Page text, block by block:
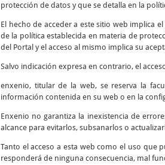
protección de datos y que se detalla en la
El hecho de acceder a este sitio web implica
de la política establecida en materia de
del Portal y el acceso al mismo implica su
Salvo indicación expresa en contrario, el
enxenio, titular de la web, se reserva la
información contenida en su web o en la
Enxenio no garantiza la inexistencia de
alcance para evitarlos, subsanarlos o
Tanto el acceso a esta web como el uso que
responderá de ninguna consecuencia, mal